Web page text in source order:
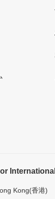
International
Kong(香港)